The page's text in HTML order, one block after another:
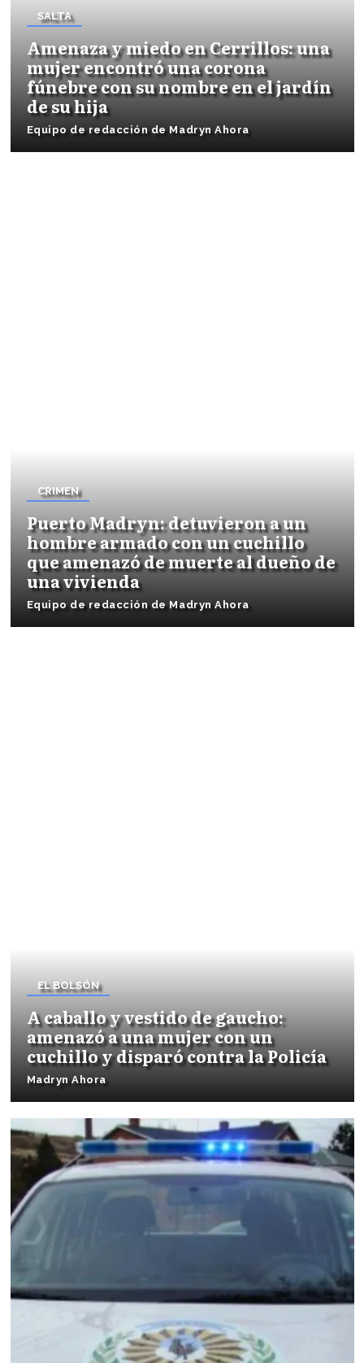
SALTA
Amenaza y miedo en Cerrillos: una
mujer encontró una corona
fúnebre con su nombre en el jardín
de su hija
Equipo de redacción de Madryn Ahora
CRIMEN
Puerto Madryn: detuvieron a un
hombre armado con un cuchillo
que amenazó de muerte al dueño de
una vivienda
Equipo de redacción de Madryn Ahora
EL BOLSÓN
A caballo y vestido de gaucho:
amenazó a una mujer con un
cuchillo y disparó contra la Policía
Madryn Ahora